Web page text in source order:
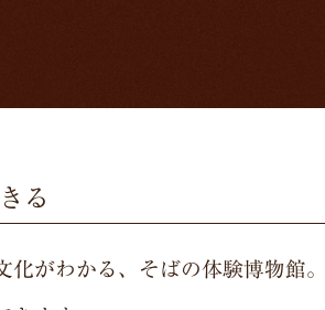
る
化がわかる、そばの体験博物館